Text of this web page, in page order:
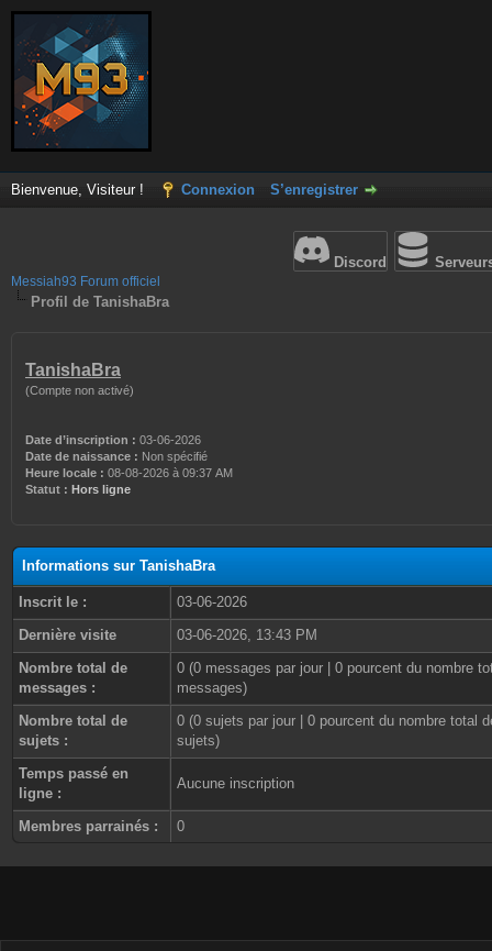
Bienvenue, Visiteur ! Connexion S’enregistrer
Discord
Messiah93 Forum officiel
Profil de TanishaBra
TanishaBra
(Compte non activé)
Date d’inscription : 03-06-2026
Date de naissance : Non spécifié
Heure locale : 08-08-2026 à 09:37 AM
Statut : Hors ligne
Informations sur TanishaBra
Inscrit le :
03-06-2026
Dernière visite
03-06-2026, 13:43 PM
Nombre total de
messages :
0 (0 messages par jour | 0 pourcent du nombre
messages)
Nombre total de
sujets :
0 (0 sujets par jour | 0 pourcent du nombre total
sujets)
Temps passé en
ligne :
Aucune inscription
Membres parrainés : 0